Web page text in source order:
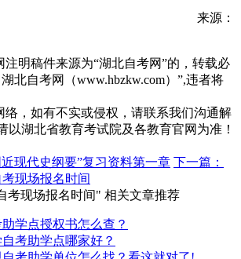
来源：
注明稿件来源为“湖北自考网”的，转载必
北自考网（www.hbzkw.com）”,违者将
络，如有不实或侵权，请联系我们沟通解
以湖北省教育考试院及各教育官网为准！
近现代史纲要”复习资料第一章 下一篇：
现场报名时间
考现场报名时间" 相关文章推荐
学点授权书怎么查？
考助学点哪家好？